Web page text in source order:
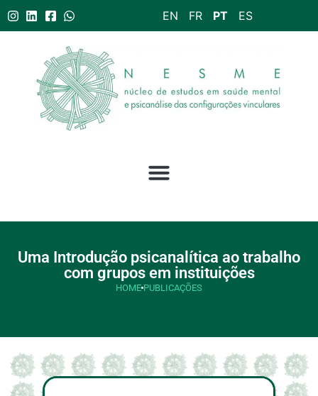
EN FR PT ES
Uma Introdução psicanalítica ao trabalho
com grupos em instituições
HOME PUBLICAÇÕES